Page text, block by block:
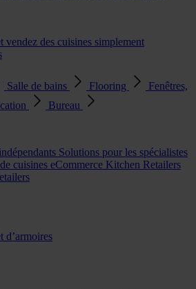
vendez des cuisines simplement
Salle de bains Flooring
Fenêtres,
Bureau
Solutions pour les spécialistes
cuisines eCommerce Kitchen Retailers
d’armoires